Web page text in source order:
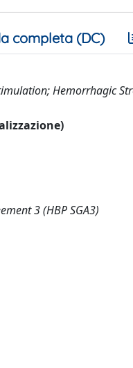
completa (DC)
Hemorrhagic
3 (HBP SGA3)